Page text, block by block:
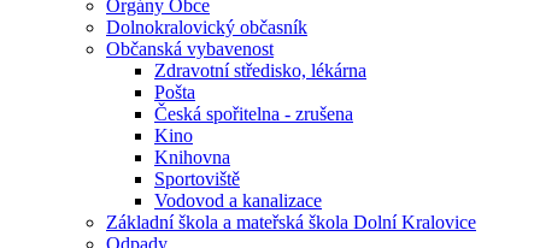
Orgány Obce
Dolnokralovický občasník
Občanská vybavenost
Zdravotní středisko, lékárna
Pošta
Česká spořitelna - zrušena
Kino
Knihovna
Sportoviště
Vodovod a kanalizace
Základní škola a mateřská škola Dolní Kralovice
Odpady